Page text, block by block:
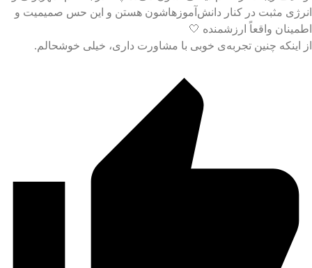
مثبت در کنار دانش‌آموزهاشون هستن و این حس صمیمیت و
واقعاً ارزشمنده 🤍
اینکه چنین تجربه‌ی خوبی با مشاورت داری، خیلی خوشحالم.